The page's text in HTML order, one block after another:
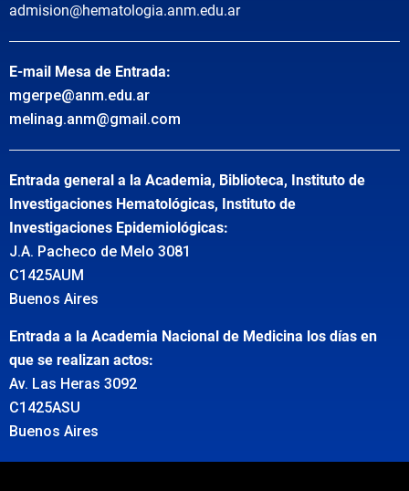
admision@hematologia.anm.edu.ar
E-mail Mesa de Entrada:
mgerpe@anm.edu.ar
melinag.anm@gmail.com
Entrada general a la Academia, Biblioteca, Instituto de
Investigaciones Hematológicas, Instituto de
Investigaciones Epidemiológicas:
J.A. Pacheco de Melo 3081
C1425AUM
Buenos Aires
Entrada a la Academia Nacional de Medicina los días en
que se realizan actos:
Av. Las Heras 3092
C1425ASU
Buenos Aires